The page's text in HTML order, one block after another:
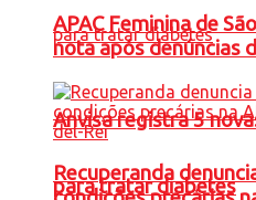
Anvisa registra 5
para tratar diabetes
APAC Feminina de
nota após denúncias
Recuperanda